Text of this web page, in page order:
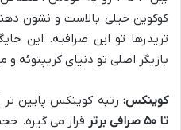
کوکوین خیلی بالاست و نشون
تریدرها تو این صرافیه. این
بازیگر اصلی تو دنیای کریپتوئه و
کوینکس: رتبه کوینکس پایین تر
تا ۵۰ صرافی برتر
قرار می گیره.